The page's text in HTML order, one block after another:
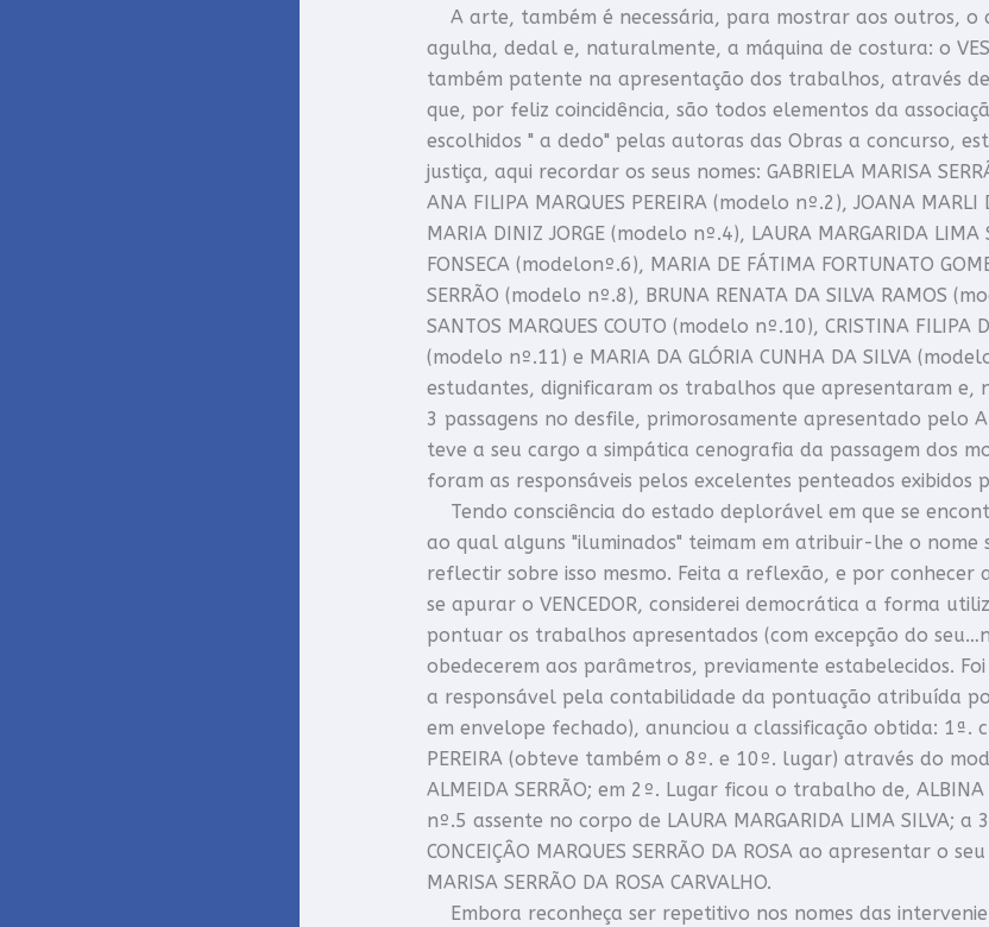
A arte, também é necessária, para mostrar aos outros, o
agulha, dedal e, naturalmente, a máquina de costura: o
também patente na apresentação dos trabalhos, através
que, por feliz coincidência, são todos elementos da
escolhidos " a dedo" pelas autoras das Obras a concurso,
justiça, aqui recordar os seus nomes: GABRIELA MARISA
ANA FILIPA MARQUES PEREIRA (modelo nº.2), JOANA
MARIA DINIZ JORGE (modelo nº.4), LAURA MARGARIDA
FONSECA (modelonº.6), MARIA DE FÁTIMA FORTUNATO
SERRÃO (modelo nº.8), BRUNA RENATA DA SILVA RAMOS
SANTOS MARQUES COUTO (modelo nº.10), CRISTINA FILIPA
(modelo nº.11) e MARIA DA GLÓRIA CUNHA DA SILVA
estudantes, dignificaram os trabalhos que apresentaram
3 passagens no desfile, primorosamente apresentado pelo
teve a seu cargo a simpática cenografia da passagem dos
foram as responsáveis pelos excelentes penteados exibidos
Tendo consciência do estado deplorável em que se
ao qual alguns "iluminados" teimam em atribuir-lhe o nome
reflectir sobre isso mesmo. Feita a reflexão, e por
se apurar o VENCEDOR, considerei democrática a forma
pontuar os trabalhos apresentados (com excepção do
obedecerem aos parâmetros, previamente estabelecidos.
a responsável pela contabilidade da pontuação atribuída
em envelope fechado), anunciou a classificação obtida: 1ª.
PEREIRA (obteve também o 8º. e 10º. lugar) através do
ALMEIDA SERRÃO; em 2º. Lugar ficou o trabalho de, ALBINA
nº.5 assente no corpo de LAURA MARGARIDA LIMA SILVA;
CONCEIÇÂO MARQUES SERRÃO DA ROSA ao apresentar o
MARISA SERRÃO DA ROSA CARVALHO.
Embora reconheça ser repetitivo nos nomes das